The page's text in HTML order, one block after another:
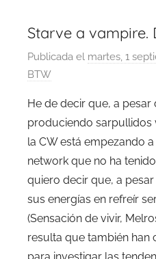
Starve a vampire.
Publicada el martes, 1
BTW
He de decir que, a pesar
produciendo sarpullidos
la CW está empezando
network que no ha
quiero decir que, a
sus energías en refreír
(Sensación de vivir,
resulta que también han